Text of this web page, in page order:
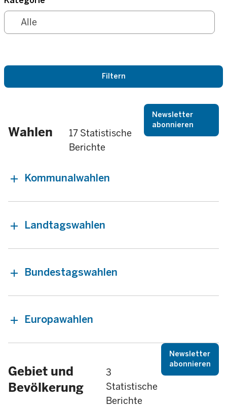
Wahlen
17 Statistische
Berichte
Newsletter
abonnieren
Kommunalwahlen
Landtagswahlen
Bundestagswahlen
Europawahlen
Gebiet und
Bevölkerung
3
Statistische
Berichte
Newsletter
abonnieren